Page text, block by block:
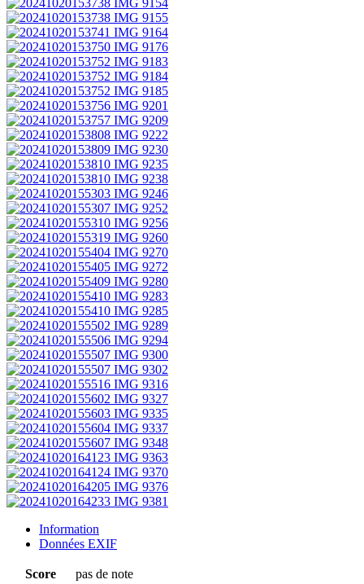
Information
Données EXIF
Score
pas de note